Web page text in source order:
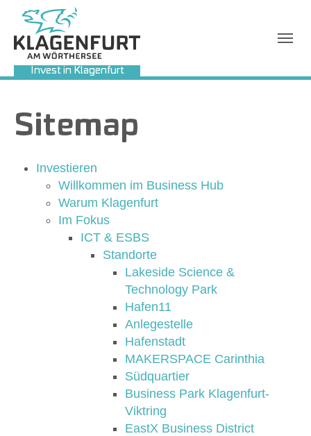
Invest in Klagenfurt
Sie sind hier:
Sitemap
Investieren
Willkommen im Business Hub
Warum Klagenfurt
Im Fokus
ICT & ESBS
Standorte
Lakeside Science &
Technology Park
Hafen11
Anlegestelle
Hafenstadt
MAKERSPACE Carinthia
Südquartier
Business Park Klagenfurt-
Viktring
EastX Business District